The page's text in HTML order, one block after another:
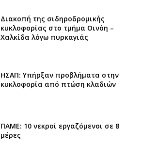
Διακοπή της σιδηροδρομικής
κυκλοφορίας στο τμήμα Οινόη –
Χαλκίδα λόγω πυρκαγιάς
ΗΣΑΠ: Υπήρξαν προβλήματα στην
κυκλοφορία από πτώση κλαδιών
ΠΑΜΕ: 10 νεκροί εργαζόμενοι σε 8
μέρες